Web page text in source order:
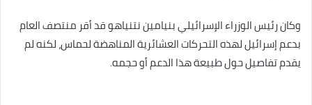
وكان رئيس الوزراء الإسرائيلي بنيامين نتنياهو قد أقر منتصف العام
بدعم إسرائيل لهذه التحركات العشائرية المناهضة لحماس، لكنه لم
يقدم تفاصيل حول طبيعة هذا الدعم أو حجمه.